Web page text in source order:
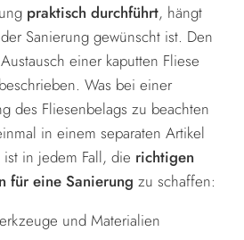
praktisch durchführt, hängt
Sanierung gewünscht ist. Den
einer kaputten Fliese
Was bei einer
des Fliesenbelags zu beachten
in einem separaten Artikel
in jedem Fall, die richtigen
für eine Sanierung zu schaffen:
und Materialien